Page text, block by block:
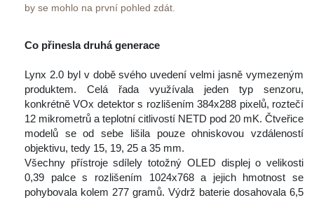
by se mohlo na první pohled zdát.
Co přinesla druhá generace
Lynx 2.0 byl v době svého uvedení velmi jasně vymezeným
produktem. Celá řada využívala jeden typ senzoru,
konkrétně VOx detektor s rozlišením 384x288 pixelů, roztečí
12 mikrometrů a teplotní citlivostí NETD pod 20 mK. Čtveřice
modelů se od sebe lišila pouze ohniskovou vzdáleností
objektivu, tedy 15, 19, 25 a 35 mm.
Všechny přístroje sdílely totožný OLED displej o velikosti
0,39 palce s rozlišením 1024x768 a jejich hmotnost se
pohybovala kolem 277 gramů. Výdrž baterie dosahovala 6,5